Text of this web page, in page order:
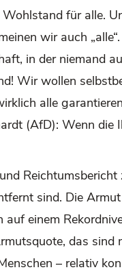
Wohlstand für alle.
wir auch
in der niemand
Wir wollen
alle
(AfD): Wenn die
sind. Die
auf einem
das sind
– relativ